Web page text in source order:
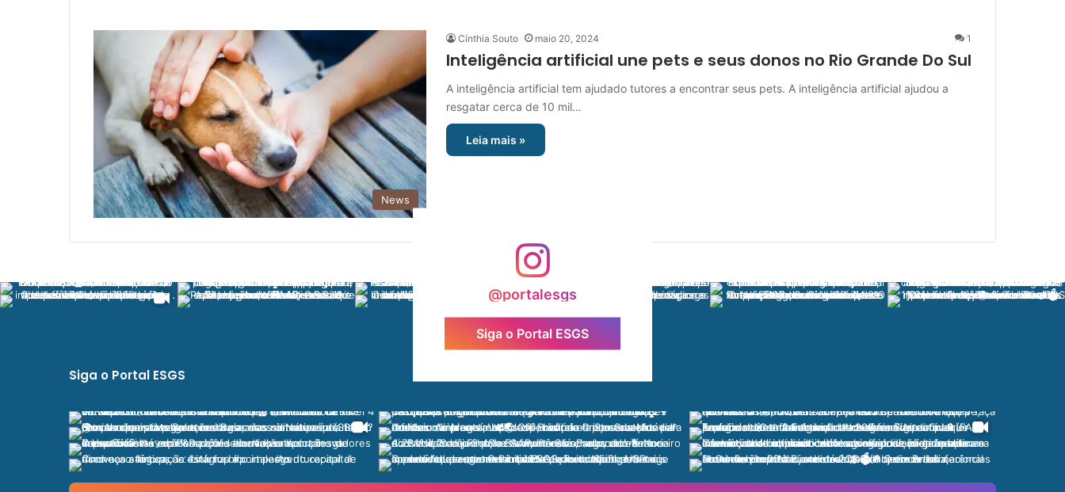
News
Cínthia Souto maio 20, 2024 1
Inteligência artificial une pets e seus donos no Rio Grande Do Sul
A inteligência artificial tem ajudado tutores a encontrar seus pets. A inteligência artificial ajudou a
resgatar cerca de 10 mil…
Leia mais »
@portalesgs
Siga o Portal ESGS
Siga o Portal ESGS